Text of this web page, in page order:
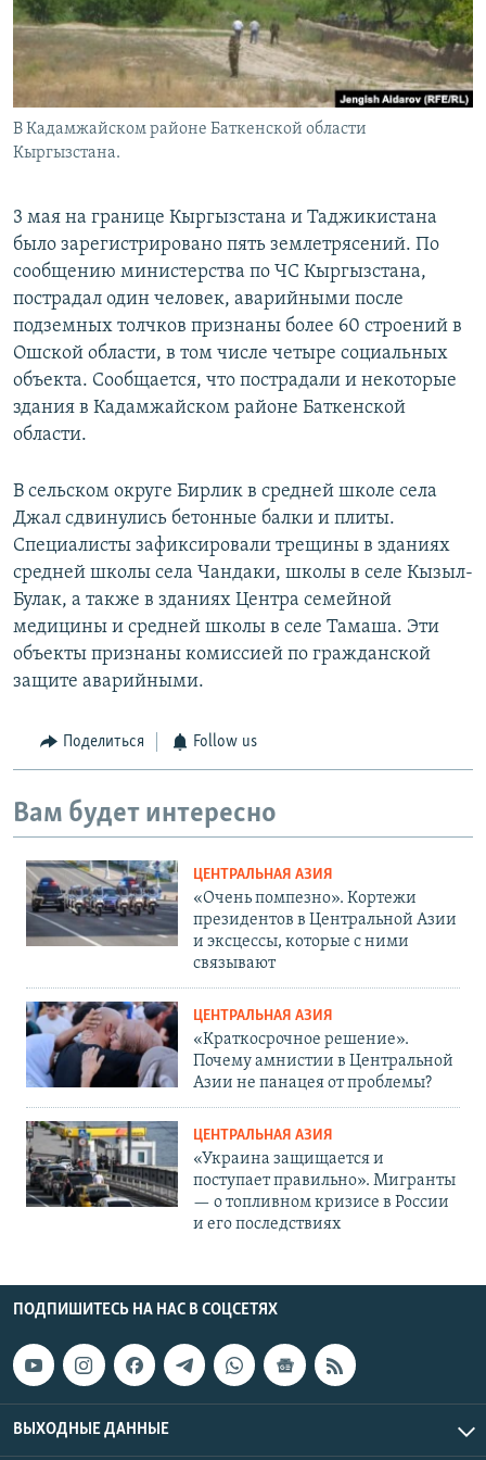
В Кадамжайском районе Баткенской области
Кыргызстана.
3 мая на границе Кыргызстана и Таджикистана
было зарегистрировано пять землетрясений. По
сообщению министерства по ЧС Кыргызстана,
пострадал один человек, аварийными после
подземных толчков признаны более 60 строений в
Ошской области, в том числе четыре социальных
объекта. Сообщается, что пострадали и некоторые
здания в Кадамжайском районе Баткенской
области.
В сельском округе Бирлик в средней школе села
Джал сдвинулись бетонные балки и плиты.
Специалисты зафиксировали трещины в зданиях
средней школы села Чандаки, школы в селе Кызыл-
Булак, а также в зданиях Центра семейной
медицины и средней школы в селе Тамаша. Эти
объекты признаны комиссией по гражданской
защите аварийными.
Поделиться Follow us
Вам будет интересно
ЦЕНТРАЛЬНАЯ АЗИЯ
«Очень помпезно». Кортежи
президентов в Центральной Азии
и эксцессы, которые с ними
связывают
ЦЕНТРАЛЬНАЯ АЗИЯ
«Краткосрочное решение».
Почему амнистии в Центральной
Азии не панацея от проблемы?
ЦЕНТРАЛЬНАЯ АЗИЯ
«Украина защищается и
поступает правильно». Мигранты
— о топливном кризисе в России
и его последствиях
ПОДПИШИТЕСЬ НА НАС В СОЦСЕТЯХ
ВЫХОДНЫЕ ДАННЫЕ